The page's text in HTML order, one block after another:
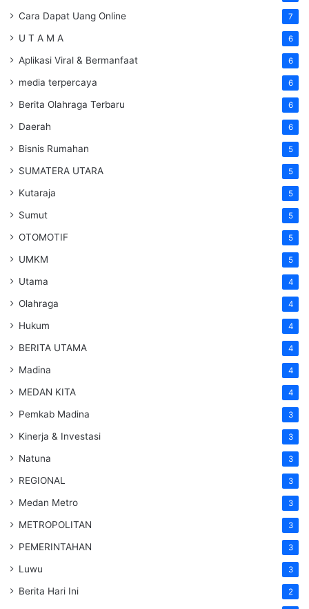
Cara Dapat Uang Online 7
U T A M A 6
Aplikasi Viral & Bermanfaat 6
media terpercaya 6
Berita Olahraga Terbaru 6
Daerah 6
Bisnis Rumahan 5
SUMATERA UTARA 5
Kutaraja 5
Sumut 5
OTOMOTIF 5
UMKM 5
Utama 4
Olahraga 4
Hukum 4
BERITA UTAMA 4
Madina 4
MEDAN KITA 4
Pemkab Madina 3
Kinerja & Investasi 3
Natuna 3
REGIONAL 3
Medan Metro 3
METROPOLITAN 3
PEMERINTAHAN 3
Luwu 3
Berita Hari Ini 2